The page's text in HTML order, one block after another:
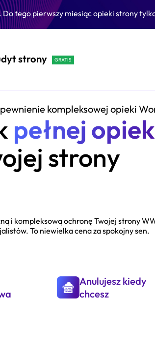
tego pierwszy miesiąc opieki strony
strony
pełnej
strony
kompleksowej opieki
i kompleksową ochronę Twojej strony
To niewielka cena za spokojny sen.
Anulujesz kiedy
chcesz